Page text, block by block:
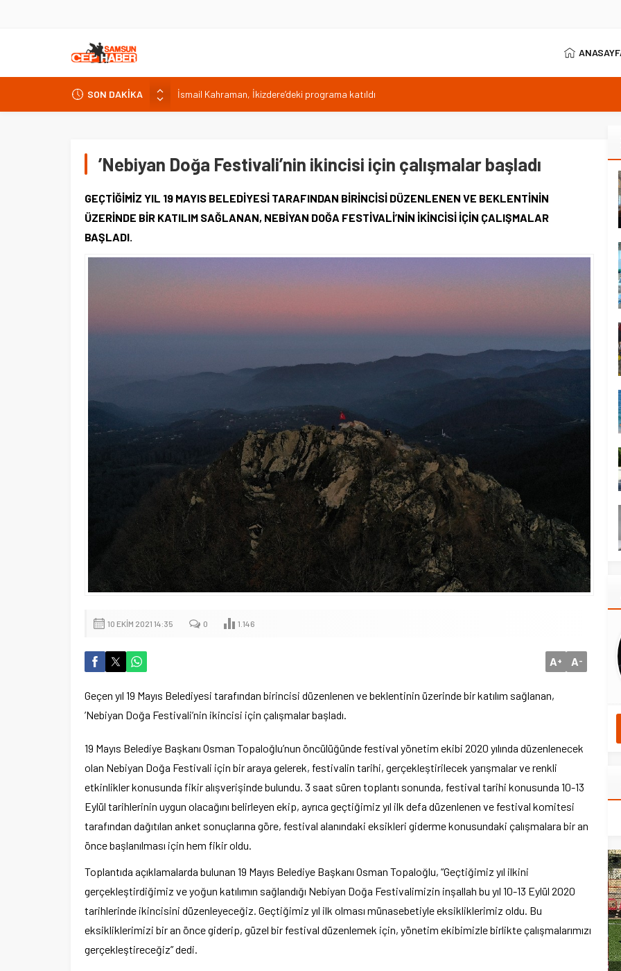
SON DAKİKA
Malatya Havalimanı Eylülde Açılıyor, Kuzey Çevre Yolu Ekimde
Akülü aracındayken otomobilin çarptığı emekli astsubay öldü
Isparta’da bisiklet kupası heyecanı 371 sporcuyla sürüyor
’Nebiyan Doğa Festivali’nin ikincisi için çalışmalar başladı
GEÇTİĞİMİZ YIL 19 MAYIS BELEDİYESİ TARAFINDAN BİRİNCİSİ DÜZENLENEN VE BEKLENTİNİN
ÜZERİNDE BİR KATILIM SAĞLANAN, NEBİYAN DOĞA FESTİVALİ’NİN İKİNCİSİ İÇİN ÇALIŞMALAR
BAŞLADI.
10 EKIM 2021 14:35 0 1.146
A+ A-
Geçen yıl 19 Mayıs Belediyesi tarafından birincisi düzenlenen ve beklentinin üzerinde bir katılım sağlanan,
’Nebiyan Doğa Festivali’nin ikincisi için çalışmalar başladı.
19 Mayıs Belediye Başkanı Osman Topaloğlu’nun öncülüğünde festival yönetim ekibi 2020 yılında düzenlenecek
olan Nebiyan Doğa Festivali için bir araya gelerek, festivalin tarihi, gerçekleştirilecek yarışmalar ve renkli
etkinlikler konusunda fikir alışverişinde bulundu. 3 saat süren toplantı sonunda, festival tarihi konusunda 10-13
Eylül tarihlerinin uygun olacağını belirleyen ekip, ayrıca geçtiğimiz yıl ilk defa düzenlenen ve festival komitesi
tarafından dağıtılan anket sonuçlarına göre, festival alanındaki eksikleri giderme konusundaki çalışmalara bir an
önce başlanılması için hem fikir oldu.
Toplantıda açıklamalarda bulunan 19 Mayıs Belediye Başkanı Osman Topaloğlu, “Geçtiğimiz yıl ilkini
gerçekleştirdiğimiz ve yoğun katılımın sağlandığı Nebiyan Doğa Festivalimizin inşallah bu yıl 10-13 Eylül 2020
tarihlerinde ikincisini düzenleyeceğiz. Geçtiğimiz yıl ilk olması münasebetiyle eksikliklerimiz oldu. Bu
eksikliklerimizi bir an önce giderip, güzel bir festival düzenlemek için, yönetim ekibimizle birlikte çalışmalarımızı
gerçekleştireceğiz” dedi.
Ege Üniversitesi Spor Kulübüne yeni